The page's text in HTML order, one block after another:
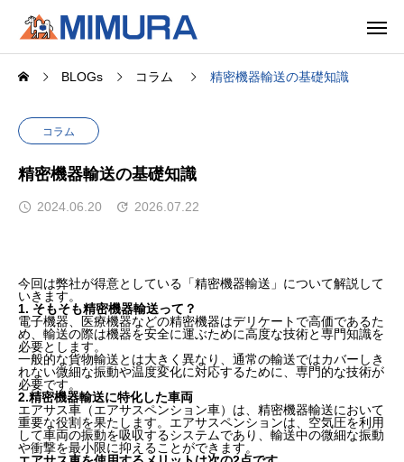
BLOGs コラム 精密機器輸送の基礎知識
コラム
精密機器輸送の基礎知識
2024.06.20 2026.07.22
今回は弊社が得意としている「精密機器輸送」について解説して
いきます。
1. そもそも精密機器輸送って？
電子機器、医療機器などの精密機器はデリケートで高価であるた
め、輸送の際は機器を安全に運ぶために高度な技術と専門知識を
必要とします。
一般的な貨物輸送とは大きく異なり、通常の輸送ではカバーしき
れない微細な振動や温度変化に対応するために、専門的な技術が
必要です。
2.精密機器輸送に特化した車両
エアサス車（エアサスペンション車）は、精密機器輸送において
重要な役割を果たします。エアサスペンションは、空気圧を利用
して車両の振動を吸収するシステムであり、輸送中の微細な振動
や衝撃を最小限に抑えることができます。